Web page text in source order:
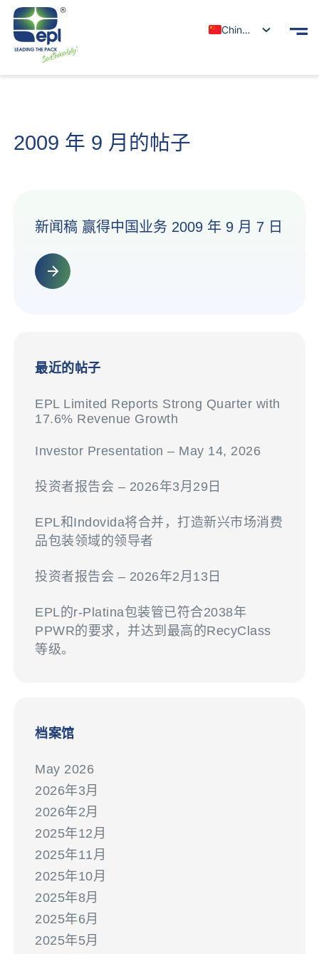
Chinese
2009 年 9 月的帖子
新闻稿 赢得中国业务 2009 年 9 月 7 日
最近的帖子
EPL Limited Reports Strong Quarter with
17.6% Revenue Growth
Investor Presentation – May 14, 2026
投资者报告会 – 2026年3月29日
EPL和Indovida将合并，打造新兴市场消费
品包装领域的领导者
投资者报告会 – 2026年2月13日
EPL的r-Platina包装管已符合2038年
PPWR的要求，并达到最高的RecyClass
等级。
档案馆
May 2026
2026年3月
2026年2月
2025年12月
2025年11月
2025年10月
2025年8月
2025年6月
2025年5月